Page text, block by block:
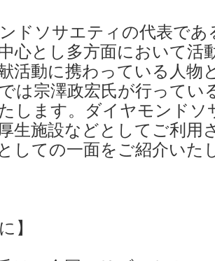
ドソサエティの代表であ
心とし多方面において活
活動に携わっている人物
は宗澤政宏氏が行ってい
します。ダイヤモンドソ
生施設などとしてご利用
しての一面をご紹介いた
】